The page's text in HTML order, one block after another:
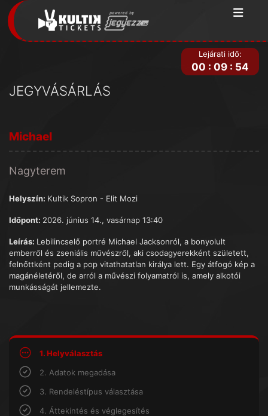
JEGYVÁSÁRLÁS
Lejárati idő:
00 : 09 : 54
Michael
Nagyterem
Helyszín: Kultik Sopron - Elit Mozi
Időpont: 2026. június 14., vasárnap 13:40
Leírás: Lebilincselő portré Michael Jacksonról, a bonyolult
emberről és zseniális művészről, aki csodagyerekként született,
felnőttként pedig a pop vitathatatlan királya lett. Egy átfogó kép a
magánéletéről, de arról a művészi folyamatról is, amely alkotói
munkásságát jellemezte.
1. Helyválasztás
2. Adatok megadása
3. Rendeléstípus választása
4. Áttekintés és véglegesítés